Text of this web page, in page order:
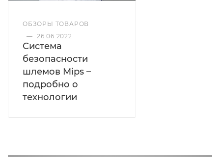
ОБЗОРЫ ТОВАРОВ
— 26.06.2022
Система
безопасности
шлемов Mips –
подробно о
технологии